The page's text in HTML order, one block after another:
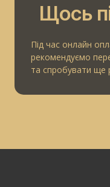
Щось
Під час онлайн
рекомендуємо
та спробувати ще